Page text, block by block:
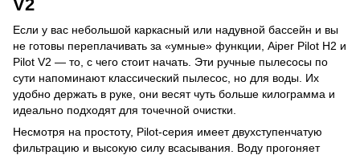
V2
Если у вас небольшой каркасный или надувной бассейн и вы
не готовы переплачивать за «умные» функции, Aiper Pilot H2 и
Pilot V2 — то, с чего стоит начать. Эти ручные пылесосы по
сути напоминают классический пылесос, но для воды. Их
удобно держать в руке, они весят чуть больше килограмма и
идеально подходят для точечной очистки.
Несмотря на простоту, Pilot-серия имеет двухступенчатую
фильтрацию и высокую силу всасывания. Воду прогоняет